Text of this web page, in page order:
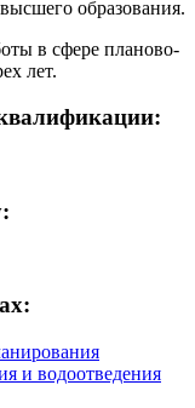
образования.
в сфере планово-
лет.
и водоотведения